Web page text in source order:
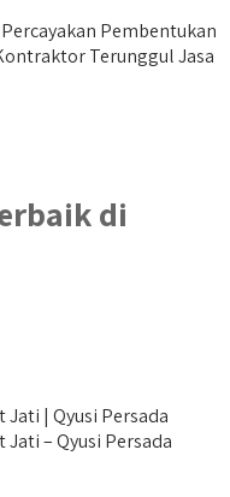
Pembentukan
Terunggul Jasa
di
| Qyusi Persada
– Qyusi Persada